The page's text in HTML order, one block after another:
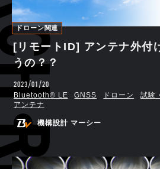
ドローン関連
[リモートID] アンテナ外付
うの？？
2023/01/20
Bluetooth®︎ LE GNSS ドローン 試験
アンテナ
機構設計 マーシー